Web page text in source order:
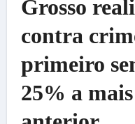
Grosso
contra
primeiro
25% a